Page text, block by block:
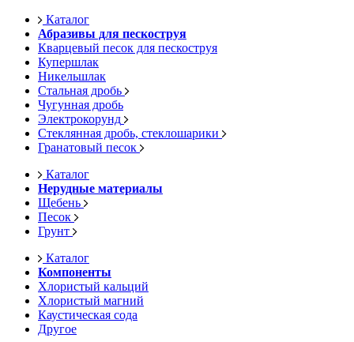
Каталог
Абразивы для пескоструя
Кварцевый песок для пескоструя
Купершлак
Никельшлак
Стальная дробь
Чугунная дробь
Электрокорунд
Стеклянная дробь, стеклошарики
Гранатовый песок
Каталог
Нерудные материалы
Щебень
Песок
Грунт
Каталог
Компоненты
Хлористый кальций
Хлористый магний
Каустическая сода
Другое